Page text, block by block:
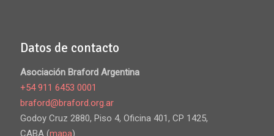
Datos de contacto
Asociación Braford Argentina
+54 911 6453 0001
braford@braford.org.ar
Godoy Cruz 2880, Piso 4, Oficina 401, CP 1425,
CABA (mapa)